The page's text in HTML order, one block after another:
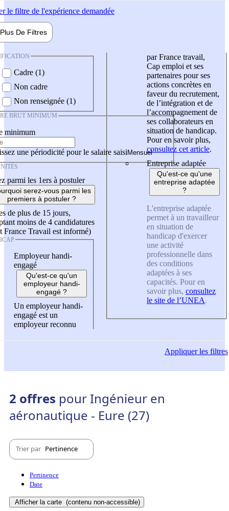
le filtre de l'expérience demandée
Plus De Filtres
Cadre (1)
Non cadre
Non renseignée (1)
BRUT MINIMUM
minimum
une périodicité pour le salaire saisi
parmi les 1ers à postuler
serez-vous parmi les
premiers à postuler ?
de plus de 15 jours,
moins de 4 candidatures
France Travail est informé)
Employeur handi-
engagé
Qu'est-ce qu'un
employeur handi-
engagé ?
Un employeur handi-
engagé est un
employeur reconnu
par France travail,
Cap emploi et ses
partenaires pour ses
actions concrètes en
faveur du recrutement,
de l’intégration et de
l’accompagnement de
ses collaborateurs en
situation de handicap.
Pour en savoir plus,
consultez cet article.
Entreprise adaptée
Qu'est-ce qu'une
entreprise adaptée
?
L'entreprise adaptée
permet à un travailleur
en situation de
handicap d'exercer
une activité
professionnelle dans
des conditions
adaptées à ses
capacités. Pour en
savoir plus, consultez
le site de l’UNEA.
Appliquerles filtres
2 offres pour Ingénieur en
aéronautique - Eure (27)
Trier par Pertinence
Pertinence
Date
Afficher la carte (contenu non-accessible)